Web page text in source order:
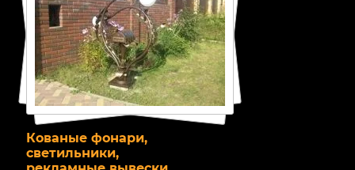
Кованые фонари,
светильники,